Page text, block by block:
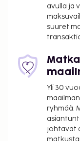
asiakkailleen
kuuluu
hieronnassa.
langaton
kampaamo.
Brasserie & Terrace,
erikoisuuksiin
avulla ja
suuret
Yli 30
ryhmää.
johtavat